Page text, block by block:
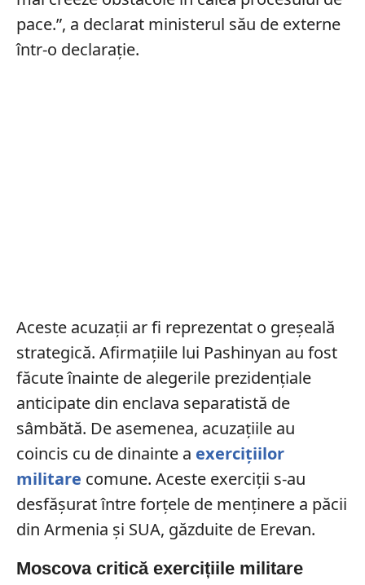
pace.”, a declarat ministerul său de externe
într-o declarație.
Aceste acuzații ar fi reprezentat o greșeală
strategică. Afirmațiile lui Pashinyan au fost
făcute înainte de alegerile prezidențiale
anticipate din enclava separatistă de
sâmbătă. De asemenea, acuzațiile au
coincis cu de dinainte a exercițiilor
militare comune. Aceste exerciții s-au
desfășurat între forțele de menținere a păcii
din Armenia și SUA, găzduite de Erevan.
Moscova critică exercițiile militare